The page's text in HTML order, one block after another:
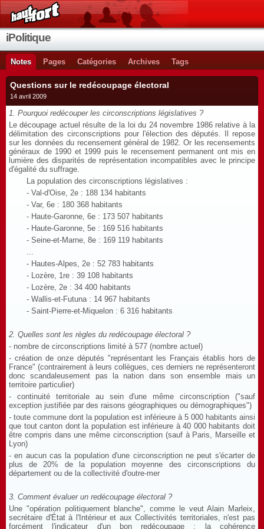
iPolitique
Notes Pages Catégories Archives Tags
Questions sur le redécoupage électoral
14 avril 2009
1. Pourquoi redécouper les circonscriptions législatives ?
Le découpage actuel résulte de la loi du 24 novembre 1986 relative à la
délimitation des circonscriptions pour l'élection des députés. Il repose
sur les données du recensement général de 1982. Or les recensements
généraux de 1990 et 1999 puis le recensement permanent ont mis en
lumière des disparités de représentation incompatibles avec le principe
d'égalité du suffrage.
La population des circonscriptions législatives :
- Val-d'Oise, 2e : 188 134 habitants
- Var, 6e : 180 368 habitants
- Haute-Garonne, 6e : 173 507 habitants
- Haute-Garonne, 5e : 169 516 habitants
- Seine-et-Marne, 8e : 169 119 habitants
...
- Hautes-Alpes, 2e : 52 783 habitants
- Lozère, 1re : 39 108 habitants
- Lozère, 2e : 34 400 habitants
- Wallis-et-Futuna : 14 967 habitants
- Saint-Pierre-et-Miquelon : 6 316 habitants
2. Quelles sont les règles du redécoupage électoral ?
- nombre de circonscriptions limité à 577 (nombre actuel)
- création de onze députés "représentant les Français établis hors de
France" (contrairement à leurs collègues, ces derniers ne représenteront
donc scandaleusement pas la nation dans son ensemble mais un
territoire particulier)
- continuité territoriale au sein d'une même circonscription ("sauf
exception justifiée par des raisons géographiques ou démographiques")
- toute commune dont la population est inférieure à 5 000 habitants ainsi
que tout canton dont la population est inférieure à 40 000 habitants doit
être compris dans une même circonscription (sauf à Paris, Marseille et
Lyon)
- en aucun cas la population d'une circonscription ne peut s'écarter de
plus de 20% de la population moyenne des circonscriptions du
département ou de la collectivité d'outre-mer
3. Comment évaluer un redécoupage électoral ?
Une "opération politiquement blanche", comme le veut Alain Marleix,
secrétaire d'État à l'Intérieur et aux Collectivités territoriales, n'est pas
forcément l'indicateur d'un bon redécoupage : la cohérence